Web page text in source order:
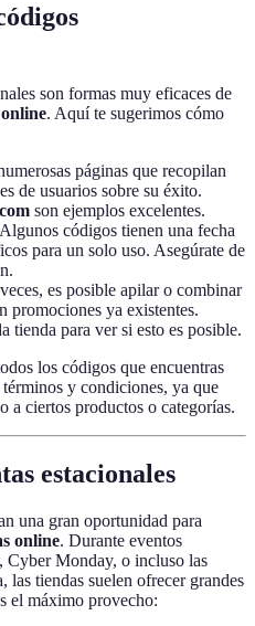
son formas muy eficaces de
. Aquí te sugerimos cómo
páginas que recopilan
de usuarios sobre su éxito.
son ejemplos excelentes.
códigos tienen una fecha
para un solo uso. Asegúrate de
es posible apilar o combinar
promociones ya existentes.
tienda para ver si esto es posible.
los códigos que encuentras
y condiciones, ya que
a ciertos productos o categorías.
estacionales
una gran oportunidad para
online. Durante eventos
Cyber Monday, o incluso las
tiendas suelen ofrecer grandes
el máximo provecho: